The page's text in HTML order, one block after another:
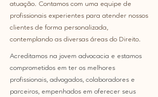
atuação. Contamos com uma equipe de
profissionais experientes para atender nossos
clientes de forma personalizada,
contemplando as diversas áreas do Direito.
​Acreditamos na jovem advocacia e estamos
comprometidos em ter os melhores
profissionais, advogados, colaboradores e
parceiros, empenhados em oferecer seus